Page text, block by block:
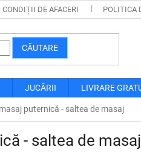
CONDIȚII DE AFACERI POLITICA
CĂUTARE
JUCĂRII LIVRARE
puternică - saltea de masaj
- saltea de masaj